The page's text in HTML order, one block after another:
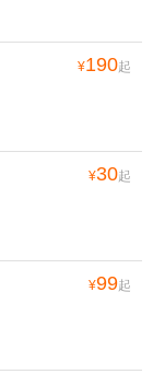
¥190起
¥30起
¥99起